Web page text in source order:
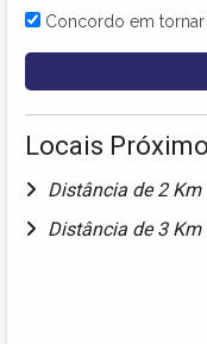
Concordo em
Locais
Distância de 2 Km
Distância de 3 Km